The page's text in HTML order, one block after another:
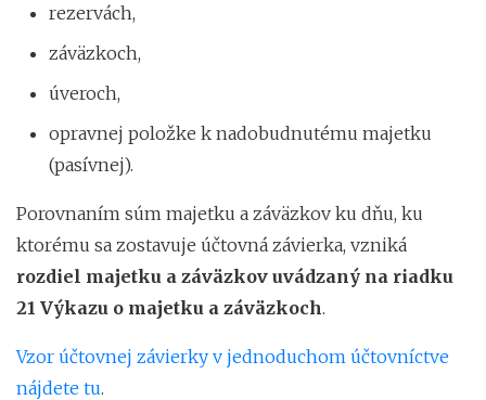
rezervách,
záväzkoch,
úveroch,
opravnej položke k nadobudnutému majetku
(pasívnej).
Porovnaním súm majetku a záväzkov ku dňu, ku
ktorému sa zostavuje účtovná závierka, vzniká
rozdiel majetku a záväzkov uvádzaný na riadku
21 Výkazu o majetku a záväzkoch.
Vzor účtovnej závierky v jednoduchom účtovníctve
nájdete tu.